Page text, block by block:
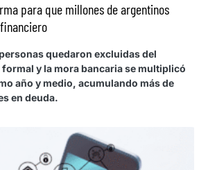
para que millones de argentinos
quedaron excluidas del
y la mora bancaria se multiplicó
año y medio, acumulando más de
en deuda.